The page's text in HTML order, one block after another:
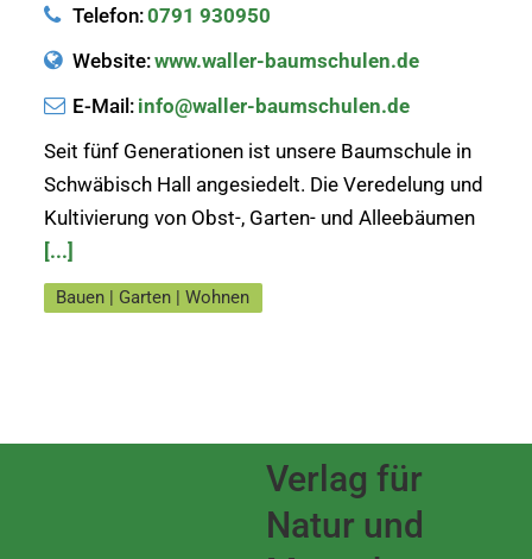
Telefon:0791 930950
Website:www.waller-baumschulen.de
E-Mail: info@waller-baumschulen.de
Seit fünf Generationen ist unsere Baumschule in
Schwäbisch Hall angesiedelt. Die Veredelung und
Kultivierung von Obst-, Garten- und Alleebäumen
[...]
Bauen | Garten | Wohnen
Verlag für
Natur und